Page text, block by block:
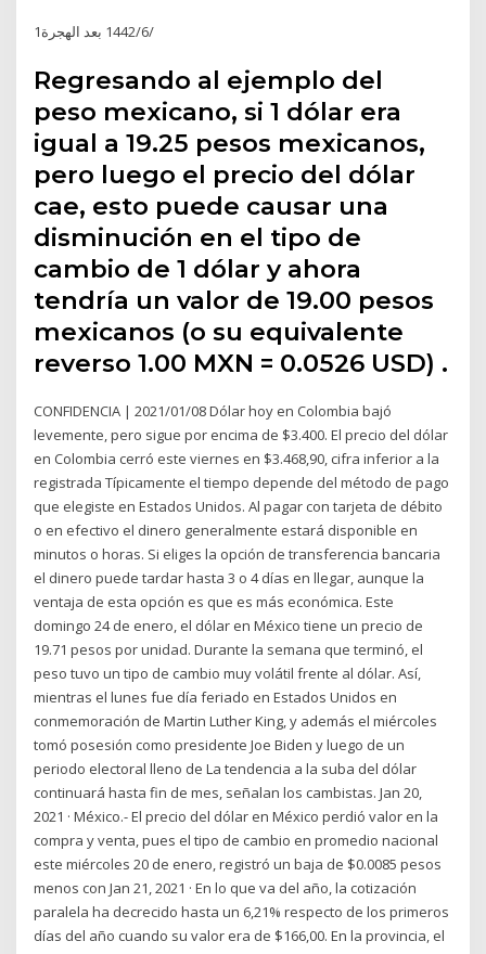
1‏‏/6‏‏/1442 بعد الهجرة
Regresando al ejemplo del
peso mexicano, si 1 dólar era
igual a 19.25 pesos mexicanos,
pero luego el precio del dólar
cae, esto puede causar una
disminución en el tipo de
cambio de 1 dólar y ahora
tendría un valor de 19.00 pesos
mexicanos (o su equivalente
reverso 1.00 MXN = 0.0526 USD) .
CONFIDENCIA | 2021/01/08 Dólar hoy en Colombia bajó
levemente, pero sigue por encima de $3.400. El precio del dólar
en Colombia cerró este viernes en $3.468,90, cifra inferior a la
registrada Típicamente el tiempo depende del método de pago
que elegiste en Estados Unidos. Al pagar con tarjeta de débito
o en efectivo el dinero generalmente estará disponible en
minutos o horas. Si eliges la opción de transferencia bancaria
el dinero puede tardar hasta 3 o 4 días en llegar, aunque la
ventaja de esta opción es que es más económica. Este
domingo 24 de enero, el dólar en México tiene un precio de
19.71 pesos por unidad. Durante la semana que terminó, el
peso tuvo un tipo de cambio muy volátil frente al dólar. Así,
mientras el lunes fue día feriado en Estados Unidos en
conmemoración de Martin Luther King, y además el miércoles
tomó posesión como presidente Joe Biden y luego de un
periodo electoral lleno de La tendencia a la suba del dólar
continuará hasta fin de mes, señalan los cambistas. Jan 20,
2021 · México.- El precio del dólar en México perdió valor en la
compra y venta, pues el tipo de cambio en promedio nacional
este miércoles 20 de enero, registró un baja de $0.0085 pesos
menos con Jan 21, 2021 · En lo que va del año, la cotización
paralela ha decrecido hasta un 6,21% respecto de los primeros
días del año cuando su valor era de $166,00. En la provincia, el